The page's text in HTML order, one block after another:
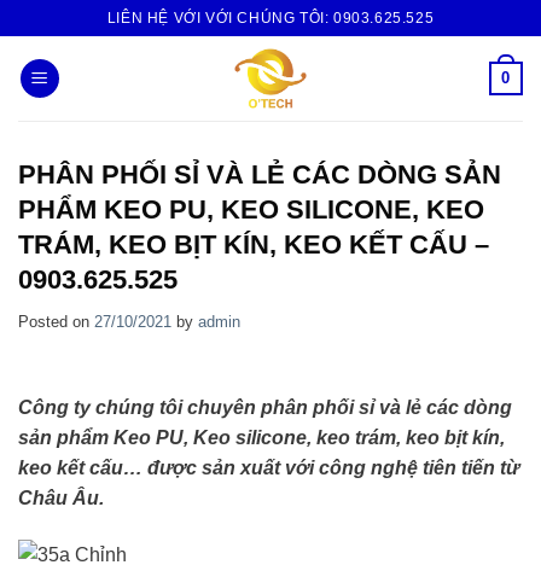
content
LIÊN HỆ VỚI VỚI CHÚNG TÔI: 0903.625.525
0
PHÂN PHỐI SỈ VÀ LẺ CÁC DÒNG SẢN
PHẨM KEO PU, KEO SILICONE, KEO
TRÁM, KEO BỊT KÍN, KEO KẾT CẤU –
0903.625.525
Posted on 27/10/2021 by admin
Công ty chúng tôi chuyên phân phối sỉ và lẻ các dòng
sản phẩm Keo PU, Keo silicone, keo trám, keo bịt kín,
keo kết cấu… được sản xuất với công nghệ tiên tiến từ
Châu Âu.